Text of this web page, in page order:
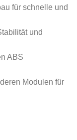
für schnelle und
und
ABS
Modulen für